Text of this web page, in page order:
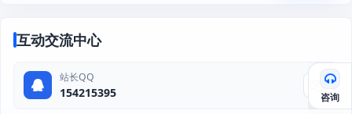
互动交流中心
站长QQ
154215395 咨询